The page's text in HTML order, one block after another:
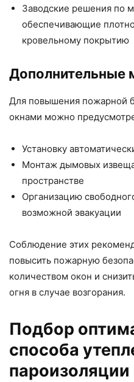
Заводские решения по
обеспечивающие
кровельному покрытию
Дополнительные
Для повышения пожарной
окнами можно
Установку
Монтаж дымовых
пространстве
Организацию
возможной эвакуации
Соблюдение этих
повысить пожарную
количеством окон и
огня в случае возгорания.
Подбор
способа
пароизоляции